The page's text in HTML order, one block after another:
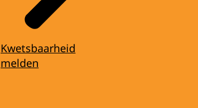
Kwetsbaarheid
melden